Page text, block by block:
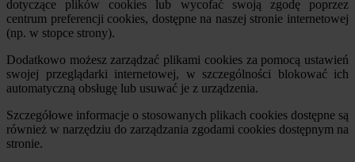
dotyczące plików cookies lub wycofać swoją zgodę poprzez
centrum preferencji cookies, dostępne na naszej stronie internetowej
(np. w stopce strony).
Dodatkowo możesz zarządzać plikami cookies za pomocą ustawień
swojej przeglądarki internetowej, w szczególności blokować ich
automatyczną obsługę lub usuwać je z urządzenia.
Szczegółowe informacje o stosowanych plikach cookies dostępne są
również w narzędziu do zarządzania zgodami cookies dostępnym na
stronie.